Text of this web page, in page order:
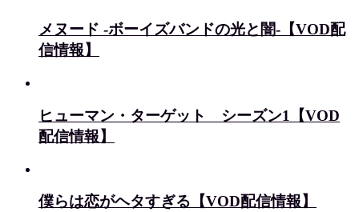
メヌード -ボーイズバンドの光と闇-【VOD配
信情報】
ヒューマン・ターゲット シーズン1【VOD
配信情報】
僕らは恋がヘタすぎる【VOD配信情報】